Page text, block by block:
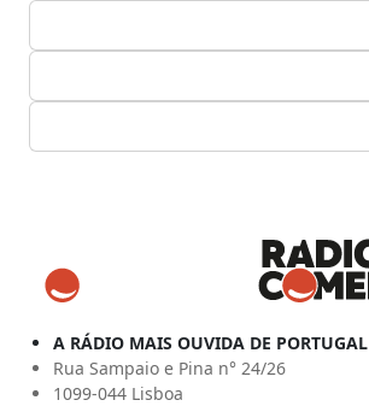
A RÁDIO MAIS OUVIDA DE PORTUGAL
Rua Sampaio e Pina n° 24/26
1099-044 Lisboa